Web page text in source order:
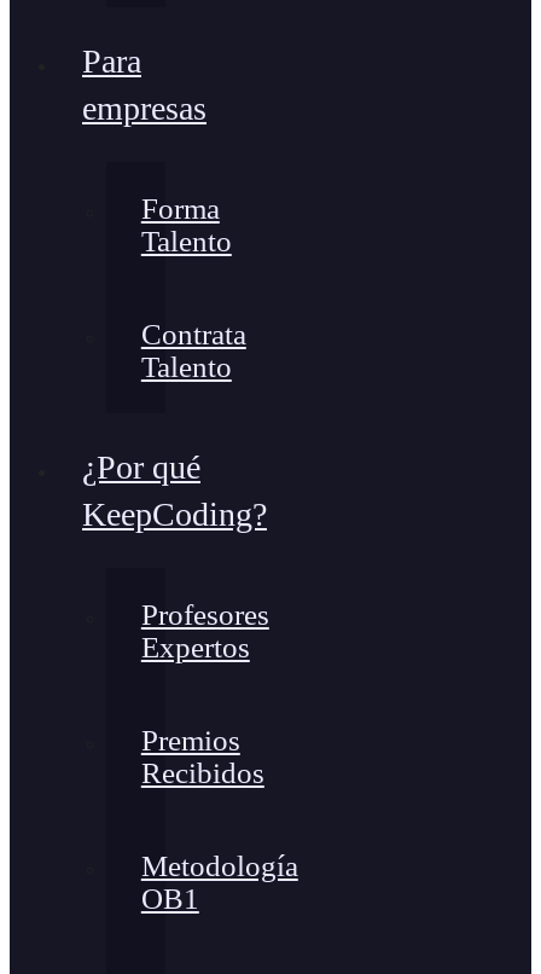
Para
empresas
Forma
Talento
Contrata
Talento
¿Por qué
KeepCoding?
Profesores
Expertos
Premios
Recibidos
Metodología
OB1